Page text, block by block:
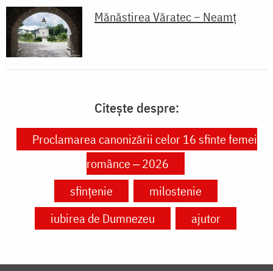
Mănăstirea Văratec – Neamț
Citește despre:
Proclamarea canonizării celor 16 sfinte femei
românce ‒ 2026
sfințenie
milostenie
iubirea de Dumnezeu
ajutor